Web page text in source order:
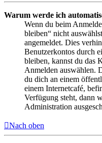
Warum werde ich
Wenn du beim
bleiben“ nicht
angemeldet. Dies
Benutzerkontos durch
bleiben, kannst du das
Anmelden auswählen.
du dich an einem
einem Internetcafé,
Verfügung steht, dann
Administration
Nach oben